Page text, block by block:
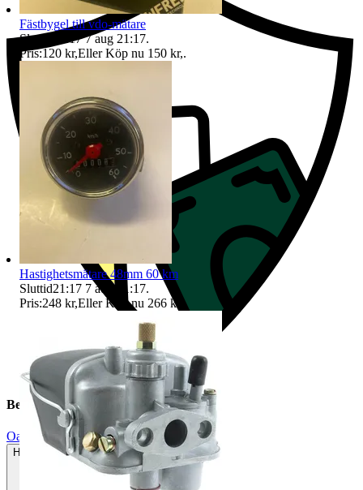
Beskrivning
Oanvänt
Helt ny och aldrig använd
Fästbygel till vdo-mätare
Sluttid
21:17 7 aug 21:17.
Pris:120 kr,Eller Köp nu 150 kr,.
Hastighetsmätare 48mm 60 km
Sluttid21:17 7 aug 21:17.
Pris:248 kr,Eller Köp nu 266 kr .